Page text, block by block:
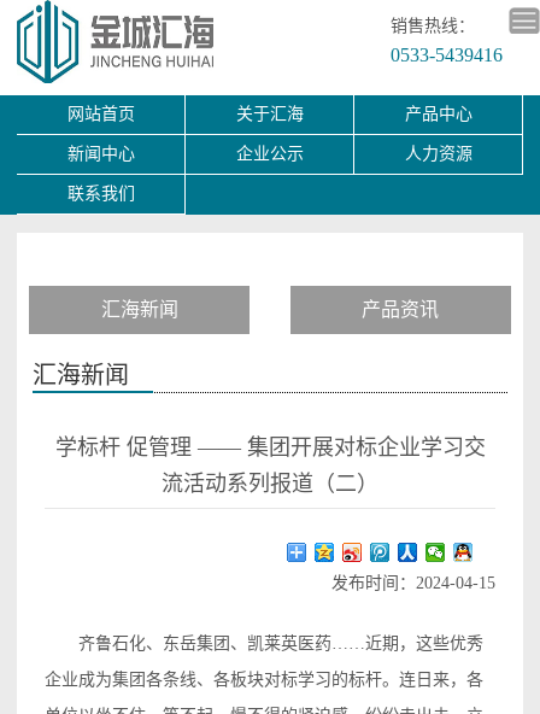
销售热线：
0533-5439416
网站首页 关于汇海 产品中心
新闻中心 企业公示 人力资源
联系我们
汇海新闻 产品资讯
汇海新闻
学标杆 促管理 —— 集团开展对标企业学习交
流活动系列报道（二）
发布时间：2024-04-15
齐鲁石化、东岳集团、凯莱英医药……近期，这些优秀
企业成为集团各条线、各板块对标学习的标杆。连日来，各